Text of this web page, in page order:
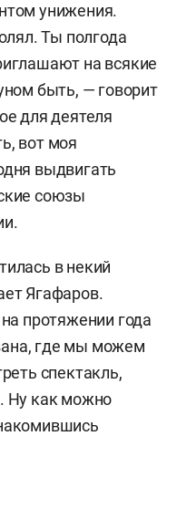
унижения.
Ты полгода
на всякие
быть, — говорит
для деятеля
вот моя
выдвигать
союзы
в некий
Ягафаров.
протяжении года
где мы можем
спектакль,
Ну как можно